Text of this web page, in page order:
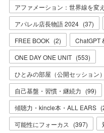
アファメーション：世界線を変
アパレル店長物語 2024 (37)
FREE BOOK (2) ChatGPT
ONE DAY ONE UNIT (553)
ひとみの部屋（公開セッション）
自己基盤・習慣・継続力 (99)
傾聴力・kincle本・ALL EARS (
可能性にフォーカス
(397)